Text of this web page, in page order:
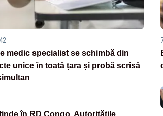
medic specialist se schimbă din
unice în toată țara și probă scrisă
în RD Congo. Autoritățile